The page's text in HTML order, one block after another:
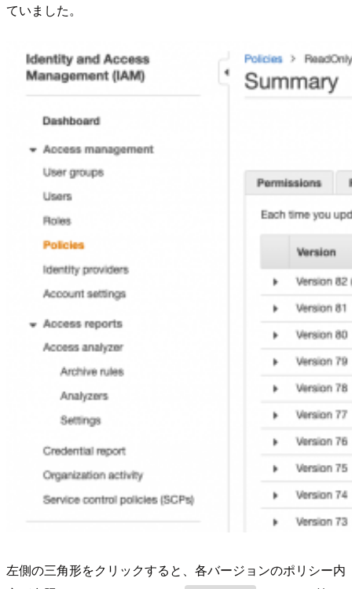
ていました。
左側の三角形をクリックすると、各バージョンのポリシー内